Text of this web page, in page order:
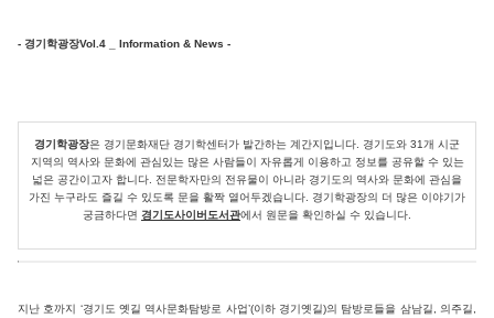
- 경기학광장Vol.4 _ Information & News -
경기학광장은 경기문화재단 경기학센터가 발간하는 계간지입니다. 경기도와 31개 시군
지역의 역사와 문화에 관심있는 많은 사람들이 자유롭게 이용하고 정보를 공유할 수 있는
넓은 공간이고자 합니다. 전문학자만의 전유물이 아니라 경기도의 역사와 문화에 관심을
가진 누구라도 즐길 수 있도록 문을 활짝 열어두겠습니다. 경기학광장의 더 많은 이야기가
궁금하다면 경기도사이버도서관에서 원문을 확인하실 수 있습니다.
지난 호까지 ‘경기도 옛길 역사문화탐방로 사업’(이하 경기옛길)의 탐방로들을 삼남길, 의주길,